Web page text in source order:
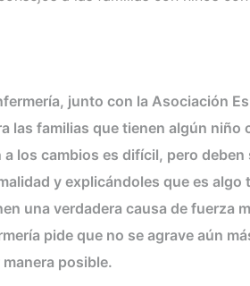
junto con la Asociación
las familias que tienen algún
los cambios es difícil, pero
y explicándoles que es
una verdadera causa de fuerza
pide que no se agrave aún
posible.